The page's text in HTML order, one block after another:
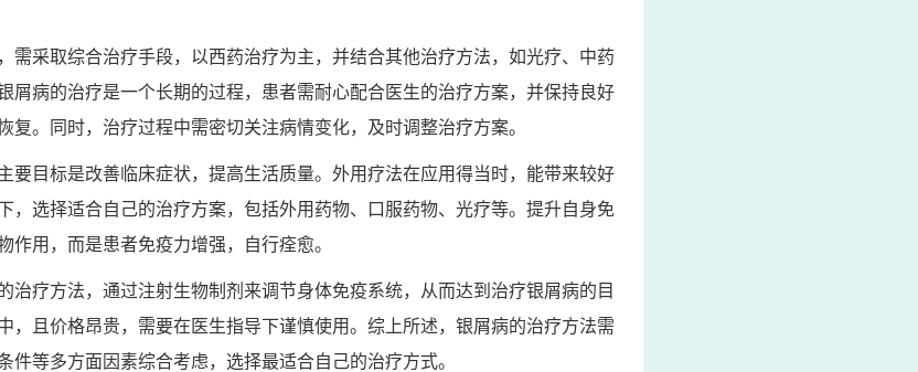
需采取综合治疗手段，以西药治疗为主，并结合其他治疗方法，如光疗、中药
屑病的治疗是一个长期的过程，患者需耐心配合医生的治疗方案，并保持良好
复。同时，治疗过程中需密切关注病情变化，及时调整治疗方案。
要目标是改善临床症状，提高生活质量。外用疗法在应用得当时，能带来较好
，选择适合自己的治疗方案，包括外用药物、口服药物、光疗等。提升自身免
作用，而是患者免疫力增强，自行痊愈。
治疗方法，通过注射生物制剂来调节身体免疫系统，从而达到治疗银屑病的目
，且价格昂贵，需要在医生指导下谨慎使用。综上所述，银屑病的治疗方法需
件等多方面因素综合考虑，选择最适合自己的治疗方式。